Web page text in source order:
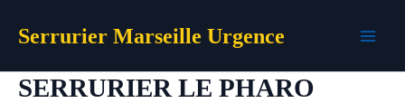
Serrurier Marseille Urgence
SERRURIER LE PHARO